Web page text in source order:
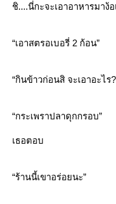
ชิ....นี่กะจะเอาอาหารมาง้
“เอาสตรอเบอรี่ 2 ก้อน”
“กินข้าวก่อนสิ จะเอาอะไร
“กระเพราปลาดุกกรอบ”
เธอตอบ
“ร้านนี้เขาอร่อยนะ”